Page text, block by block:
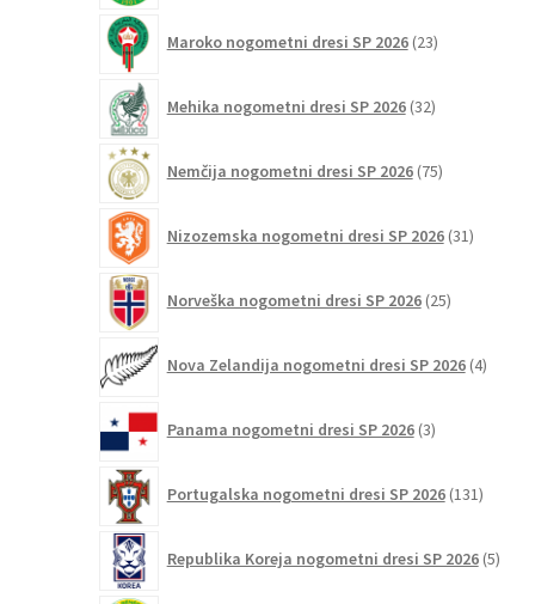
Maroko nogometni dresi SP 2026 23izdelkov
Mehika nogometni dresi SP 2026 32izdelkov
Nemčija nogometni dresi SP 2026 75izdelkov
Nizozemska nogometni dresi SP 2026 31izdelkov
Norveška nogometni dresi SP 2026 25izdelkov
Nova Zelandija nogometni dresi SP 2026 4izdelki
Panama nogometni dresi SP 2026 3izdelki
Portugalska nogometni dresi SP 2026 131
Republika Koreja nogometni dresi SP 2026 5